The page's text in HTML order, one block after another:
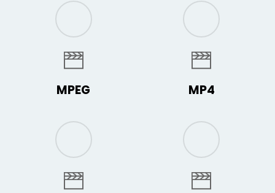
MPEG MP4